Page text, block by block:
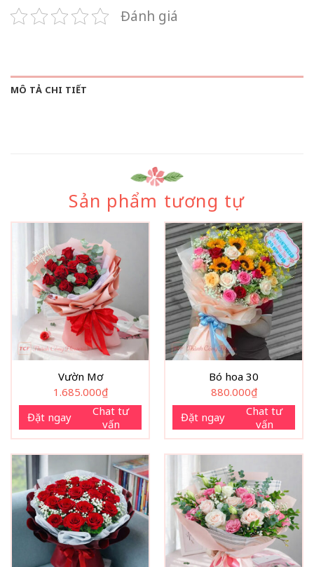
Đánh giá
MÔ TẢ CHI TIẾT
Sản phẩm tương tự
Vườn Mơ
1.685.000₫
Đặt ngay
Chat tư
vấn
Bó hoa 30
880.000₫
Đặt ngay
Chat tư
vấn